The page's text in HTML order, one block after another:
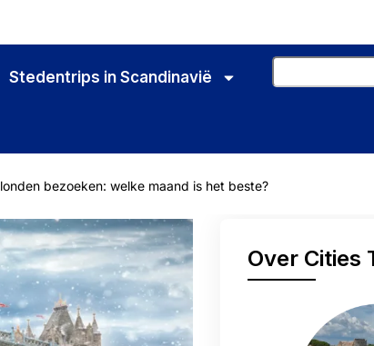
Stedentrips in Scandinavië
londen bezoeken: welke maand is het beste?
Over Cities